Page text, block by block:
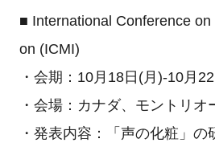
■ International Conference
on (ICMI)
・会期：10月18日(月)-10月
・会場：カナダ、モントリオ
・発表内容：「声の化粧」の